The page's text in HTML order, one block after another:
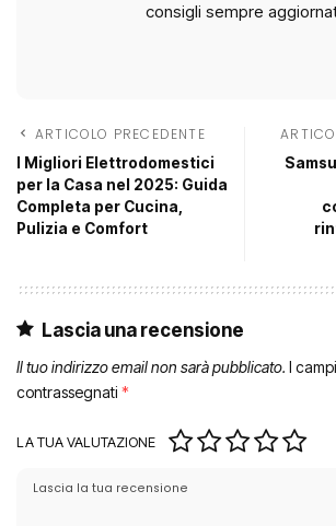
consigli sempre
ARTICOLO PRECEDENTE
I Migliori Elettrodomestici
per la Casa nel 2025: Guida
Completa per Cucina,
Pulizia e Comfort
Lascia una recensione
Il tuo indirizzo email non sarà pubblicato. I
contrassegnati *
LA TUA VALUTAZIONE